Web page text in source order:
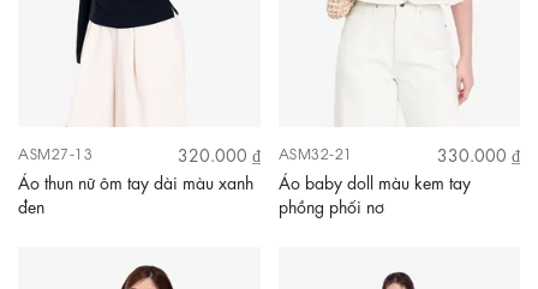
ASM27-13
320.000 ₫
Áo thun nữ ôm tay dài màu xanh
đen
ASM32-21
330.000 ₫
Áo baby doll màu kem tay
phồng phối nơ